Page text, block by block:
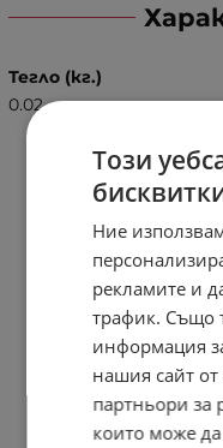
Тегло (кг.)
0.02
Този
Ние
рекламите и
трафик. Също
информация
нашия сайт
партньори за
които може